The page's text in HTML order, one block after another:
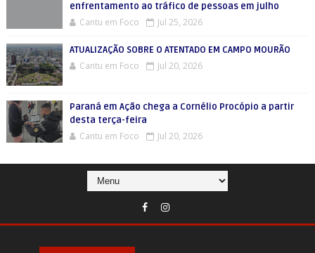
enfrentamento ao tráfico de pessoas em julho
Cantu em Foco Jul 25, 2026
ATUALIZAÇÃO SOBRE O ATENTADO EM CAMPO MOURÃO
Cantu em Foco Jul 20, 2026
Paraná em Ação chega a Cornélio Procópio a partir
desta terça-feira
Cantu em Foco Jul 20, 2026